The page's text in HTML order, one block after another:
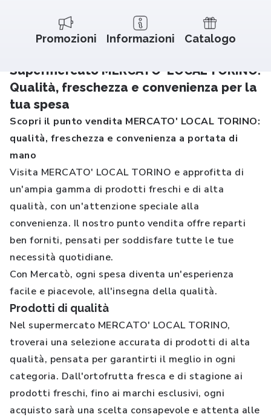
Promozioni Informazioni Catalogo
Supermercato MERCATO' LOCAL TORINO.
Qualità, freschezza e convenienza per la
tua spesa
Scopri il punto vendita MERCATO' LOCAL TORINO:
qualità, freschezza e convenienza a portata di
mano
Visita MERCATO' LOCAL TORINO e approfitta di
un'ampia gamma di prodotti freschi e di alta
qualità, con un'attenzione speciale alla
convenienza. Il nostro punto vendita offre reparti
ben forniti, pensati per soddisfare tutte le tue
necessità quotidiane.
Con Mercatò, ogni spesa diventa un'esperienza
facile e piacevole, all'insegna della qualità.
Prodotti di qualità
Nel supermercato MERCATO' LOCAL TORINO,
troverai una selezione accurata di prodotti di alta
qualità, pensata per garantirti il meglio in ogni
categoria. Dall'ortofrutta fresca e di stagione ai
prodotti freschi, fino ai marchi esclusivi, ogni
acquisto sarà una scelta consapevole e attenta alle